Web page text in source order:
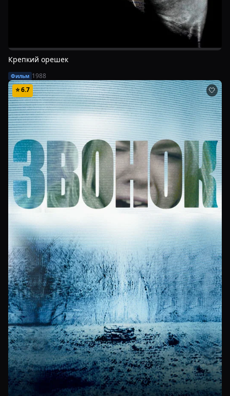
Крепкий орешек
Фильм 1988
⭐6.7 🤍